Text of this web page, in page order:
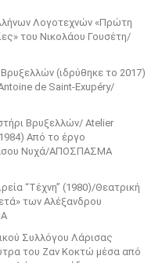
Λογοτεχνών «Πρώτη
του Νικολάου Γουσέτη/
(ιδρύθηκε το 2017)
de Saint-Exupéry/
Βρυξελλών/ Atelier
Από το έργο
Νυχά/ΑΠΟΣΠΑΣΜΑ
“Τέχνη” (1980)/Θεατρική
των Αλέξανδρου
Συλλόγου Λάρισας
του Ζαν Κοκτώ μέσα από